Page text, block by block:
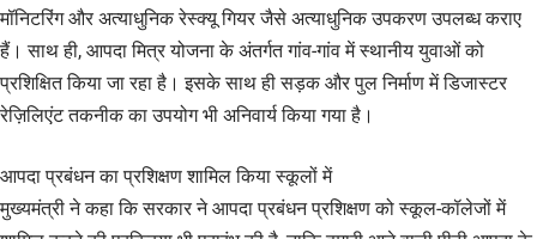
मॉनिटरिंग और अत्याधुनिक रेस्क्यू गियर जैसे अत्याधुनिक उपकरण उपलब्ध कराए
हैं। साथ ही, आपदा मित्र योजना के अंतर्गत गांव-गांव में स्थानीय युवाओं को
प्रशिक्षित किया जा रहा है। इसके साथ ही सड़क और पुल निर्माण में डिजास्टर
रेज़िलिएंट तकनीक का उपयोग भी अनिवार्य किया गया है।
आपदा प्रबंधन का प्रशिक्षण शामिल किया स्कूलों में
मुख्यमंत्री ने कहा कि सरकार ने आपदा प्रबंधन प्रशिक्षण को स्कूल-कॉलेजों में